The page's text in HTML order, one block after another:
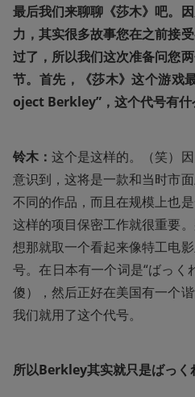
最后我们来聊聊《莎木》吧。
力，其实很多故事您在之前接
过了，所以我们这次准备问您
节。首先，《莎木》这个游戏
oject Berkley”，这个代号有什
铃木：这个是这样的。（笑）
意识到，这将是一款和当时市
不同的作品，而且在规模上也
这样的项目保密工作就很重要
想那就取一个看起来像特工电
号。在日本有一个词是“ばっく
傻），然后正好在美国有一个
我们就用了这个代号。
所以Berkley其实就只是ばっく